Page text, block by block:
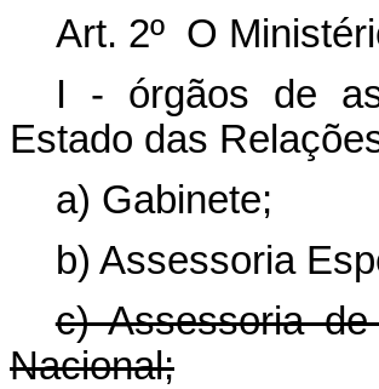
Art. 2º O
I - órgãos de
Estado das
a) Gabinete;
b) Assessoria
c) Assessoria
Nacional;